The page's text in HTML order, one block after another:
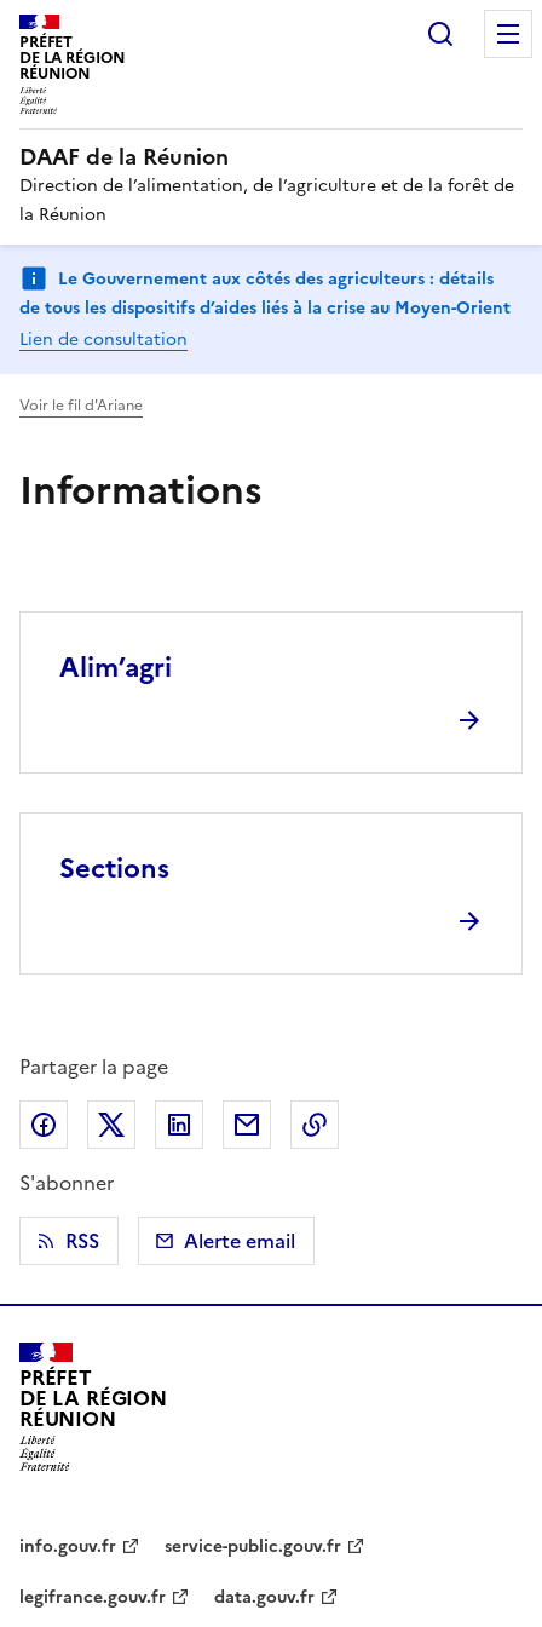
PRÉFET
DE LA RÉGION
RÉUNION
DAAF de la Réunion
Direction de l’alimentation, de l’agriculture et de la forêt de
la Réunion
Le Gouvernement aux côtés des agriculteurs : détails
de tous les dispositifs d’aides liés à la crise au Moyen-Orient
Lien de consultation
Voir le fil d'Ariane
Informations
Alim’agri
Sections
Partager la page
Partager sur Facebook
Partager sur X (anciennement Twitter)
Partager sur LinkedIn
Partager par email
S'abonner
RSS
Alerte email
PRÉFET
DE LA RÉGION
RÉUNION
info.gouv.fr
service-public.gouv.fr
legifrance.gouv.fr
data.gouv.fr